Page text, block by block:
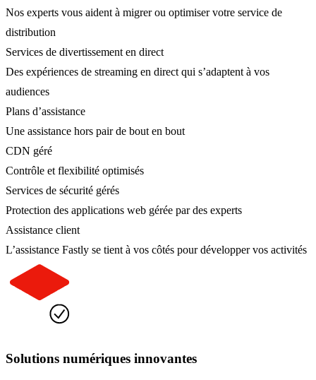
Nos experts vous aident à migrer ou optimiser votre service de
distribution
Services de divertissement en direct
Des expériences de streaming en direct qui s’adaptent à vos
audiences
Plans d’assistance
Une assistance hors pair de bout en bout
CDN géré
Contrôle et flexibilité optimisés
Services de sécurité gérés
Protection des applications web gérée par des experts
Assistance client
L’assistance Fastly se tient à vos côtés pour développer vos activités
Solutions numériques innovantes